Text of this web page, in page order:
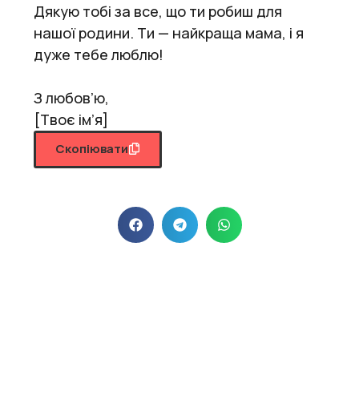
Дякую тобі за все, що ти робиш для
нашої родини. Ти — найкраща мама, і я
дуже тебе люблю!
З любов’ю,
[Твоє ім’я]
Скопіювати